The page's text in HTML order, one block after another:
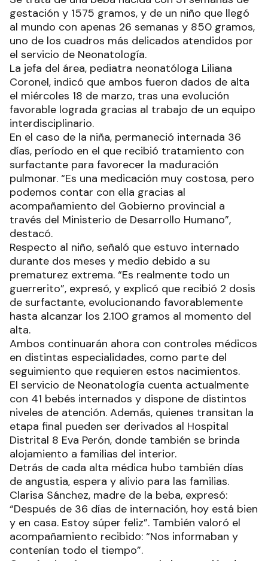
gestación y 1575 gramos, y de un niño que llegó
al mundo con apenas 26 semanas y 850 gramos,
uno de los cuadros más delicados atendidos por
el servicio de Neonatología.
La jefa del área, pediatra neonatóloga Liliana
Coronel, indicó que ambos fueron dados de alta
el miércoles 18 de marzo, tras una evolución
favorable lograda gracias al trabajo de un equipo
interdisciplinario.
En el caso de la niña, permaneció internada 36
días, período en el que recibió tratamiento con
surfactante para favorecer la maduración
pulmonar. “Es una medicación muy costosa, pero
podemos contar con ella gracias al
acompañamiento del Gobierno provincial a
través del Ministerio de Desarrollo Humano”,
destacó.
Respecto al niño, señaló que estuvo internado
durante dos meses y medio debido a su
prematurez extrema. “Es realmente todo un
guerrerito”, expresó, y explicó que recibió 2 dosis
de surfactante, evolucionando favorablemente
hasta alcanzar los 2.100 gramos al momento del
alta.
Ambos continuarán ahora con controles médicos
en distintas especialidades, como parte del
seguimiento que requieren estos nacimientos.
El servicio de Neonatología cuenta actualmente
con 41 bebés internados y dispone de distintos
niveles de atención. Además, quienes transitan la
etapa final pueden ser derivados al Hospital
Distrital 8 Eva Perón, donde también se brinda
alojamiento a familias del interior.
Detrás de cada alta médica hubo también días
de angustia, espera y alivio para las familias.
Clarisa Sánchez, madre de la beba, expresó:
“Después de 36 días de internación, hoy está bien
y en casa. Estoy súper feliz”. También valoró el
acompañamiento recibido: “Nos informaban y
contenían todo el tiempo”.